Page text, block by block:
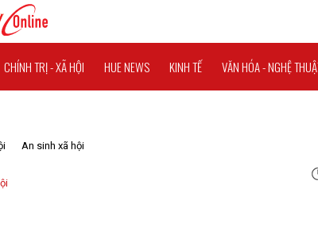
CHÍNH TRỊ - XÃ HỘI HUE NEWS KINH TẾ VĂN HÓA - NGHỆ
An sinh xã hội